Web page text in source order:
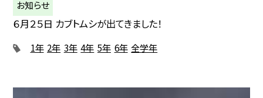
お知らせ
６月２５日 カブトムシが出てきました！
1年 2年 3年 4年 5年 6年 全学年